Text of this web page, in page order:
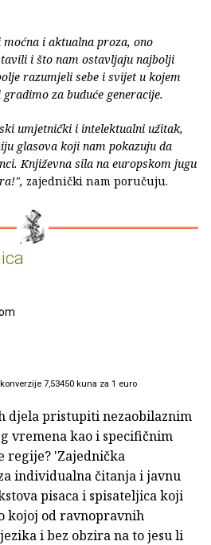
i aktualna proza, ono
i što nam ostavljaju najbolji
razumjeli sebe i svijet u kojem
za buduće generacije.
umjetnički i intelektualni užitak,
glasova koji nam pokazuju da
Književna sila na europskom jugu
zajednički nam poručuju.
7,53450 kuna za 1 euro
djela pristupiti nezaobilaznim
vremena kao i specifičnim
regije? 'Zajednička
individualna čitanja i javnu
pisaca i spisateljica koji
kojoj od ravnopravnih
i bez obzira na to jesu li